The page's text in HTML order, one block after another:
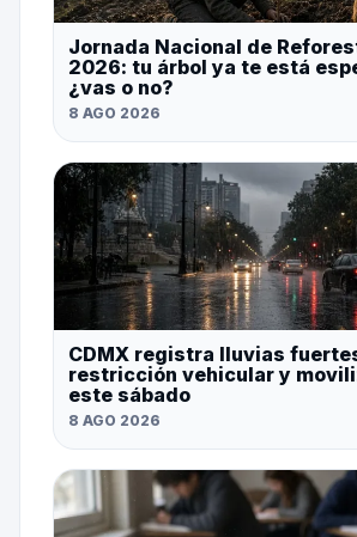
Jornada Nacional de
2026: tu árbol ya te está
¿vas o no?
8 AGO 2026
CDMX registra lluvias
restricción vehicular y
este sábado
8 AGO 2026